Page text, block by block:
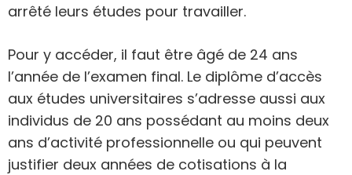
arrêté leurs études pour travailler.
Pour y accéder, il faut être âgé de 24 ans
l’année de l’examen final. Le diplôme d’accès
aux études universitaires s’adresse aussi aux
individus de 20 ans possédant au moins deux
ans d’activité professionnelle ou qui peuvent
justifier deux années de cotisations à la